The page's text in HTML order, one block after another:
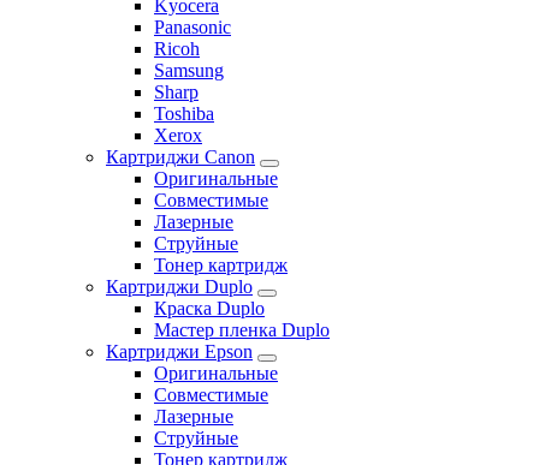
Kyocera
Panasonic
Ricoh
Samsung
Sharp
Toshiba
Xerox
Картриджи Canon
Оригинальные
Совместимые
Лазерные
Струйные
Тонер картридж
Картриджи Duplo
Краска Duplo
Мастер пленка Duplo
Картриджи Epson
Оригинальные
Совместимые
Лазерные
Струйные
Тонер картридж